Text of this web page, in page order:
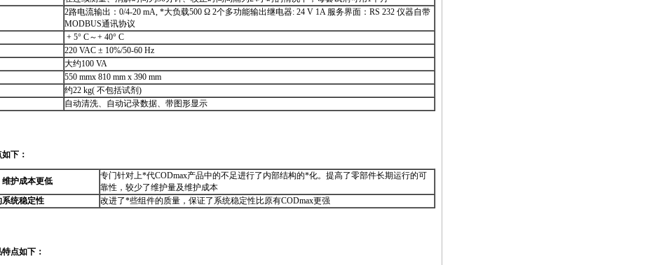
2路电流输出：0/4-20 mA, *大负载500 Ω 2个多功能输出继电器: 24 V 1A 服务界面：RS 232 仪器自带
MODBUS通讯协议
+ 5° C～+ 40° C
220 VAC ± 10%/50-60 Hz
大约100 VA
550 mmx 810 mm x 390 mm
约22 kg( 不包括试剂)
自动清洗、自动记录数据、带图形显示
下：
护成本更低
专门针对上*代CODmax产品中的不足进行了内部结构的*化。提高了零部件长期运行的可
靠性，较少了维护量及维护成本
统稳定性
改进了*些组件的质量，保证了系统稳定性比原有CODmax更强
点如下：